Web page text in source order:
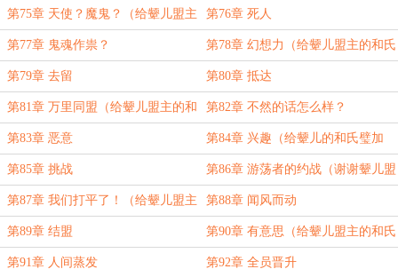
氏璧！）
第75章 天使？魔鬼？（给颦儿盟主
的和氏璧加更！）
第76章 死人
第77章 鬼魂作祟？ 第78章 幻想力（给颦儿盟主的和氏
璧加更！）
第79章 去留 第80章 抵达
第81章 万里同盟（给颦儿盟主的和
氏璧加更！）
第82章 不然的话怎么样？
第83章 恶意 第84章 兴趣（给颦儿的和氏璧加
更！）
第85章 挑战 第86章 游荡者的约战（谢谢颦儿盟
主的和氏璧！）
第87章 我们打平了！（给颦儿盟主
的和氏璧加更！）
第88章 闻风而动
第89章 结盟 第90章 有意思（给颦儿盟主的和氏
璧加更！）
第91章 人间蒸发 第92章 全员晋升